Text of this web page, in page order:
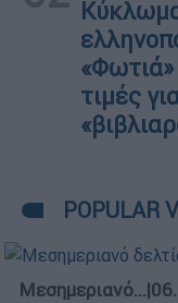
τιμές
POPULAR
Μεσημεριανό...|